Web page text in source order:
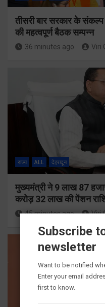
तीसरी बार सरकार के
की महत्वपूर्ण बैठक सम्पन्न
36 minutes ago Viri
राज्य ALL देहरादून
मुख्यमंत्री ने 9 लाख 87
करोड़ 32 लाख की पेंशन
45 minutes ago Viri
Subscribe
newsletter
Want to be notified
Enter your email
first to know.